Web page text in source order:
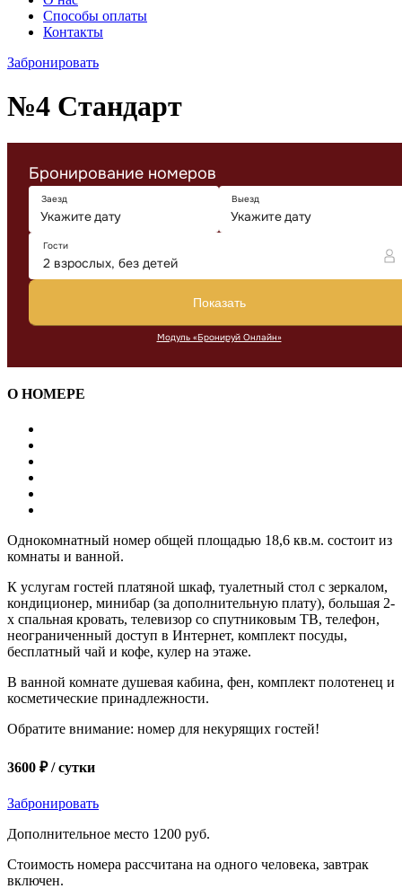
Способы оплаты
Контакты
Забронировать
№4 Стандарт
О НОМЕРЕ
Однокомнатный номер общей площадью 18,6 кв.м. состоит из
комнаты и ванной.
К услугам гостей платяной шкаф, туалетный стол с зеркалом,
кондиционер, минибар (за дополнительную плату), большая 2-
х спальная кровать, телевизор со спутниковым ТВ, телефон,
неограниченный доступ в Интернет, комплект посуды,
бесплатный чай и кофе, кулер на этаже.
В ванной комнате душевая кабина, фен, комплект полотенец и
косметические принадлежности.
Обратите внимание: номер для некурящих гостей!
3600 ₽/ сутки
Забронировать
Дополнительное место 1200 руб.
Стоимость номера рассчитана на одного человека, завтрак
включен.